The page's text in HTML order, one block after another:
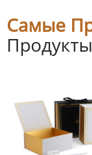
Самые
Продукты